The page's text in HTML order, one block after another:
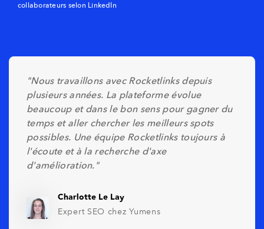
collaborateurs selon LinkedIn
"Nous travaillons avec Rocketlinks depuis
plusieurs années. La plateforme évolue
beaucoup et dans le bon sens pour gagner du
temps et aller chercher les meilleurs spots
possibles. Une équipe Rocketlinks toujours à
l'écoute et à la recherche d'axe
d'amélioration."
Charlotte Le Lay
Expert SEO chez Yumens